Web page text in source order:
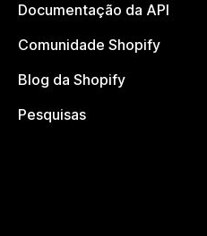
Documentação da API
Comunidade Shopify
Blog da Shopify
Pesquisas